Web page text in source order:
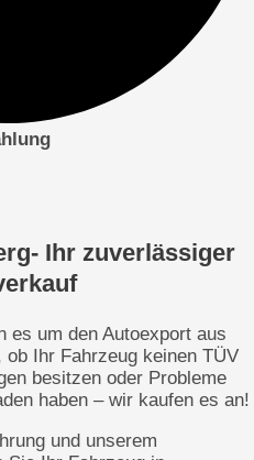
Ihr zuverlässiger
es um den Autoexport aus
Ihr Fahrzeug keinen TÜV
besitzen oder Probleme
haben – wir kaufen es an!
und unserem